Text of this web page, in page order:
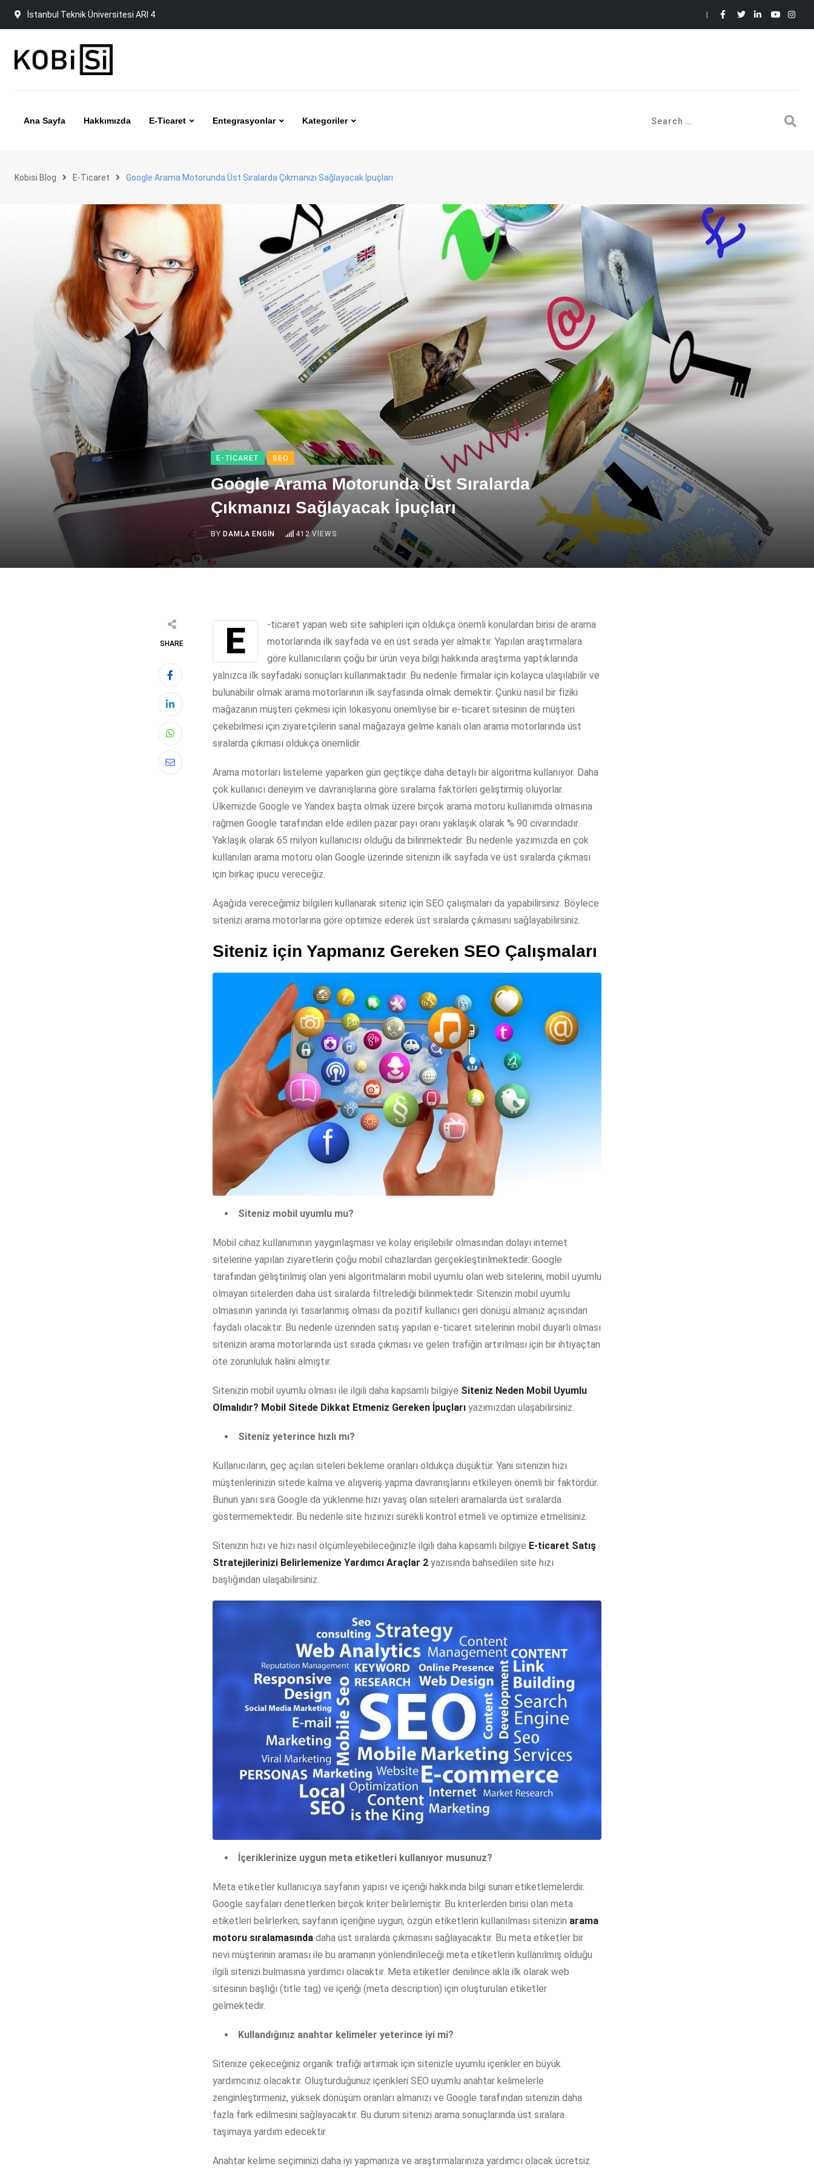
Skip
İstanbul Teknik Üniversitesi ARI 4
Ana Sayfa Hakkımızda E-Ticaret Entegrasyonlar Kategoriler
Kobisi Blog E-Ticaret Google Arama Motorunda Üst Sıralarda Çıkmanızı Sağlayacak İpuçları
E-TICARET SEO
Google Arama Motorunda Üst Sıralarda
Çıkmanızı Sağlayacak İpuçları
BY DAMLA ENGIN 412VIEWS
SHARE
Whatsapp
Share
E-ticaret yapan web site sahipleri için oldukça önemli konulardan birisi de arama
motorlarında ilk sayfada ve en üst sırada yer almaktır. Yapılan araştırmalara
göre kullanıcıların çoğu bir ürün veya bilgi hakkında araştırma yaptıklarında
yalnızca ilk sayfadaki sonuçları kullanmaktadır. Bu nedenle firmalar için kolayca ulaşılabilir ve
bulunabilir olmak arama motorlarının ilk sayfasında olmak demektir. Çünkü nasıl bir fiziki
mağazanın müşteri çekmesi için lokasyonu önemliyse bir e-ticaret sitesinin de müşteri
çekebilmesi için ziyaretçilerin sanal mağazaya gelme kanalı olan arama motorlarında üst
sıralarda çıkması oldukça önemlidir.
Arama motorları listeleme yaparken gün geçtikçe daha detaylı bir algoritma kullanıyor. Daha
çok kullanıcı deneyim ve davranışlarına göre sıralama faktörleri geliştirmiş oluyorlar.
Ülkemizde Google ve Yandex başta olmak üzere birçok arama motoru kullanımda olmasına
rağmen Google tarafından elde edilen pazar payı oranı yaklaşık olarak % 90 civarındadır.
Yaklaşık olarak 65 milyon kullanıcısı olduğu da bilinmektedir. Bu nedenle yazımızda en çok
kullanılan arama motoru olan Google üzerinde sitenizin ilk sayfada ve üst sıralarda çıkması
için birkaç ipucu vereceğiz.
Aşağıda vereceğimiz bilgileri kullanarak siteniz için SEO çalışmaları da yapabilirsiniz. Böylece
sitenizi arama motorlarına göre optimize ederek üst sıralarda çıkmasını sağlayabilirsiniz.
Siteniz için Yapmanız Gereken SEO Çalışmaları
Siteniz mobil uyumlu mu?
Mobil cihaz kullanımının yaygınlaşması ve kolay erişilebilir olmasından dolayı internet
sitelerine yapılan ziyaretlerin çoğu mobil cihazlardan gerçekleştirilmektedir. Google
tarafından geliştirilmiş olan yeni algoritmaların mobil uyumlu olan web sitelerini, mobil uyumlu
olmayan sitelerden daha üst sıralarda filtrelediği bilinmektedir. Sitenizin mobil uyumlu
olmasının yanında iyi tasarlanmış olması da pozitif kullanıcı geri dönüşü almanız açısından
faydalı olacaktır. Bu nedenle üzerinden satış yapılan e-ticaret sitelerinin mobil duyarlı olması
sitenizin arama motorlarında üst sırada çıkması ve gelen trafiğin artırılması için bir ihtiyaçtan
öte zorunluluk halini almıştır.
Sitenizin mobil uyumlu olması ile ilgili daha kapsamlı bilgiye Siteniz Neden Mobil Uyumlu
Olmalıdır? Mobil Sitede Dikkat Etmeniz Gereken İpuçları yazımızdan ulaşabilirsiniz.
Siteniz yeterince hızlı mı?
Kullanıcıların, geç açılan siteleri bekleme oranları oldukça düşüktür. Yani sitenizin hızı
müşterilerinizin sitede kalma ve alışveriş yapma davranışlarını etkileyen önemli bir faktördür.
Bunun yanı sıra Google da yüklenme hızı yavaş olan siteleri aramalarda üst sıralarda
göstermemektedir. Bu nedenle site hızınızı sürekli kontrol etmeli ve optimize etmelisiniz.
Sitenizin hızı ve hızı nasıl ölçümleyebileceğinizle ilgili daha kapsamlı bilgiye E-ticaret Satış
Stratejilerinizi Belirlemenize Yardımcı Araçlar 2 yazısında bahsedilen site hızı
başlığından ulaşabilirsiniz.
İçeriklerinize uygun meta etiketleri kullanıyor musunuz?
Meta etiketler kullanıcıya sayfanın yapısı ve içeriği hakkında bilgi sunan etiketlemelerdir.
Google sayfaları denetlerken birçok kriter belirlemiştir. Bu kriterlerden birisi olan meta
etiketleri belirlerken; sayfanın içeriğine uygun, özgün etiketlerin kullanılması sitenizin arama
motoru sıralamasında daha üst sıralarda çıkmasını sağlayacaktır. Bu meta etiketler bir
nevi müşterinin araması ile bu aramanın yönlendirileceği meta etiketlerin kullanılmış olduğu
ilgili sitenizi bulmasına yardımcı olacaktır. Meta etiketler denilince akla ilk olarak web
sitesinin başlığı (title tag) ve içeriği (meta description) için oluşturulan etiketler
gelmektedir.
Kullandığınız anahtar kelimeler yeterince iyi mi?
Sitenize çekeceğiniz organik trafiği artırmak için sitenizle uyumlu içerikler en büyük
yardımcınız olacaktır. Oluşturduğunuz içerikleri SEO uyumlu anahtar kelimelerle
zenginleştirmeniz, yüksek dönüşüm oranları almanızı ve Google tarafından sitenizin daha
fazla fark edilmesini sağlayacaktır. Bu durum sitenizi arama sonuçlarında üst sıralara
taşımaya yardım edecektir.
Anahtar kelime seçiminizi daha iyi yapmanıza ve araştırmalarınıza yardımcı olacak ücretsiz